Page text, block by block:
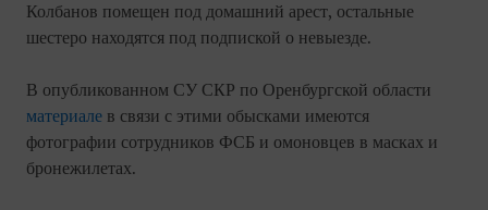
Колбанов помещен под домашний арест, остальные
шестеро находятся под подпиской о невыезде.
В опубликованном СУ СКР по Оренбургской области
материале в связи с этими обысками имеются
фотографии сотрудников ФСБ и омоновцев в масках и
бронежилетах.